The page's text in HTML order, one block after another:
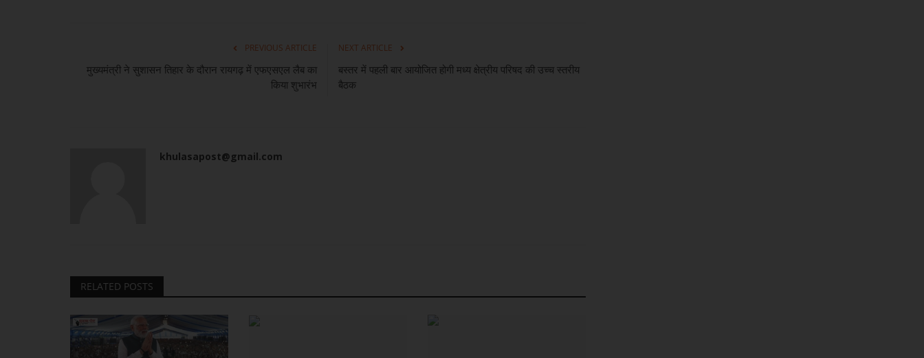
PREVIOUS ARTICLE
मुख्यमंत्री ने सुशासन तिहार के दौरान रायगढ़ में एफएसएल लैब का
किया शुभारंभ
NEXT ARTICLE
बस्तर में पहली बार आयोजित होगी मध्य क्षेत्रीय परिषद की उच्च स्तरीय
बैठक
khulasapost@gmail.com
RELATED POSTS